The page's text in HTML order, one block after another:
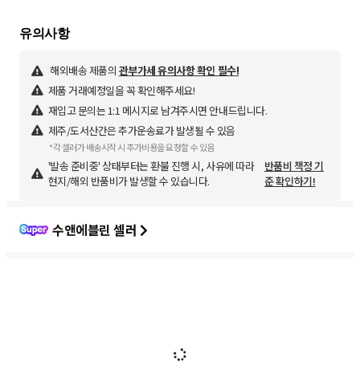
유의사항
해외배송 제품의 관부가세 유의사항 확인 필수!
제품 거래예정일을 꼭 확인해주세요!
재입고 문의는 1:1 메시지로 남겨주시면 안내드립니다.
제주/도서산간은 추가운송료가 발생될 수 있음
*각 셀러가 배송시작 시 추가비용을 요청할 수 있음
'발송 준비중' 상태부터는 환불 진행 시, 사유에 따라
현지/해외 반품비가 발생할 수 있습니다.
반품비 책정 기
준 확인하기!
수앤에블린 셀러